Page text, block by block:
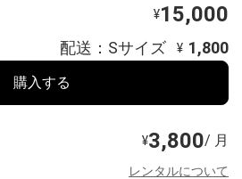
¥15,000
配送：Sサイズ ¥ 1,800
購入する
¥3,800/ 月
レンタルについて